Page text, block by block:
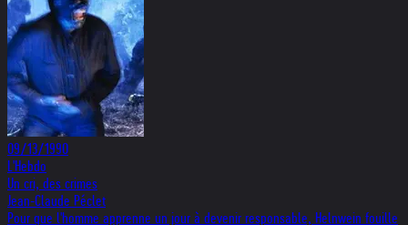
09/13/1990
L'Hebdo
Un cri, des crimes
Jean-Claude Péclet
Pour que l'homme apprenne un jour à devenir responsable, Helnwein fouille